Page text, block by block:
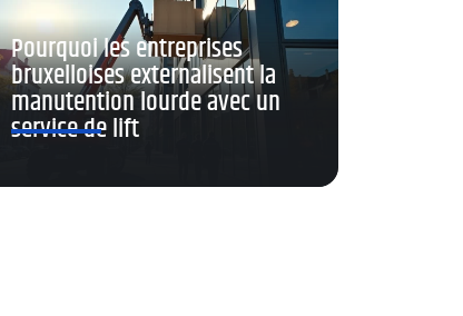
Pourquoi les entreprises
bruxelloises externalisent la
manutention lourde avec un
service de lift